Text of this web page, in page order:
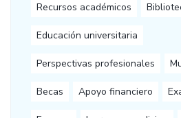
Recursos académicos
Educación universitaria
Perspectivas profesionales
Becas Apoyo financiero